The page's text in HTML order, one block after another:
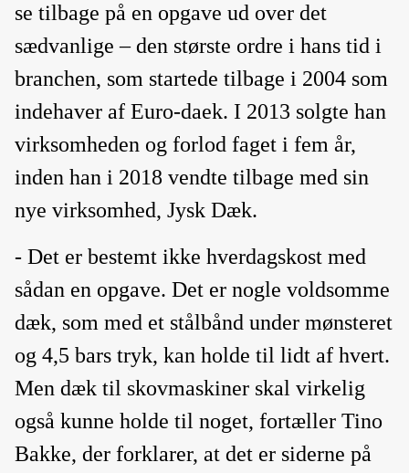
se tilbage på en opgave ud over det
sædvanlige – den største ordre i hans tid i
branchen, som startede tilbage i 2004 som
indehaver af Euro-daek. I 2013 solgte han
virksomheden og forlod faget i fem år,
inden han i 2018 vendte tilbage med sin
nye virksomhed, Jysk Dæk.
- Det er bestemt ikke hverdagskost med
sådan en opgave. Det er nogle voldsomme
dæk, som med et stålbånd under mønsteret
og 4,5 bars tryk, kan holde til lidt af hvert.
Men dæk til skovmaskiner skal virkelig
også kunne holde til noget, fortæller Tino
Bakke, der forklarer, at det er siderne på